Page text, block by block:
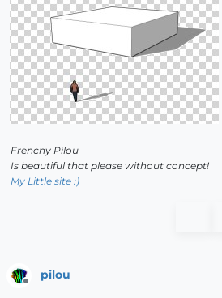
Frenchy Pilou
Is beautiful that please without concept!
My Little site :)
pilou